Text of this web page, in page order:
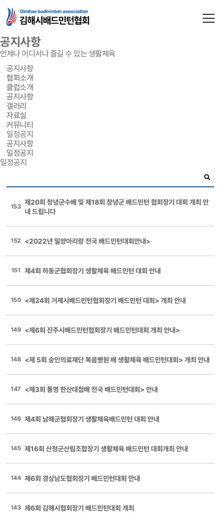
공지사항
언제나 어디서나 즐길 수 있는 생활체육
공지사항
협회소개
클럽소개
공지사항
갤러리
자료실
커뮤니티
일정공지
공지사항
일정공지
일정공지
153
제20회 창녕군수배 및 제18회 창녕군 배드민턴 협회장기 대회 개최 안
내 드립니다
152 <2022년 밀양아리랑 전국 배드민턴대회안내>
151 제4회 하동군협회장기 생활체육 배드민턴 대회 안내
150 <제24회 거제시배드민턴협회장기 배드민턴 대회> 개최 안내
149 <제6회 진주시배드민턴협회장기 배드민턴대회 개최 안내>
148 <제 5회 숭인의료재단 복음병원 배 생활체육 배드민턴대회> 개최 안내
147 <제3회 통영 한산대첩배 전국 배드민턴대회> 안내
146 제4회 남해군협회장기 생활체육배드민턴 대회 안내
145 제16회 산청군산림조합장기 생활체육 배드민턴 대회개최 안내
144 제6회 경상남도협회장기 배드민턴대회 안내
143 제6회 김해시협회장기 배드민턴대회 개최